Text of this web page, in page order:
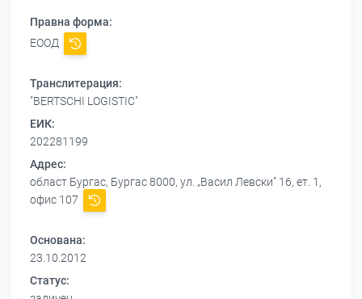
Правна форма:
ЕООД
Транслитерация:
"BERTSCHI LOGISTIC"
ЕИК:
202281199
Адрес:
област Бургас, Бургас 8000, ул. „Васил Левски” 16, ет. 1,
офис 107
Основана:
23.10.2012
Статус: